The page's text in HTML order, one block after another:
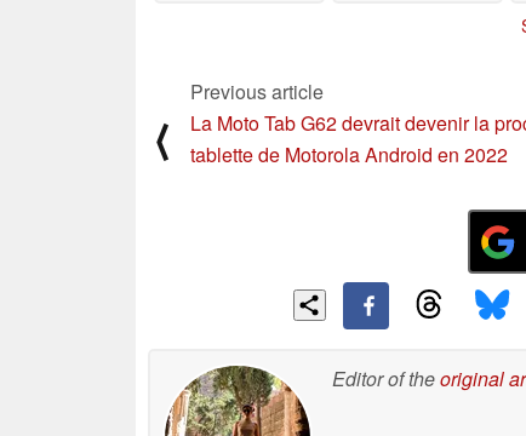
⟨
Previous article
La Moto Tab G62 devrait devenir la
tablette de Motorola Android en 2022
Editor of theoriginal